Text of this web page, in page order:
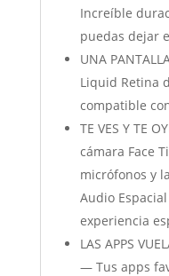
Increíble
puedas dejar
UNA
Liquid Retina
compatible
TE VES Y TE
cámara Face
micrófonos y
Audio
experiencia
LAS APPS
— Tus apps